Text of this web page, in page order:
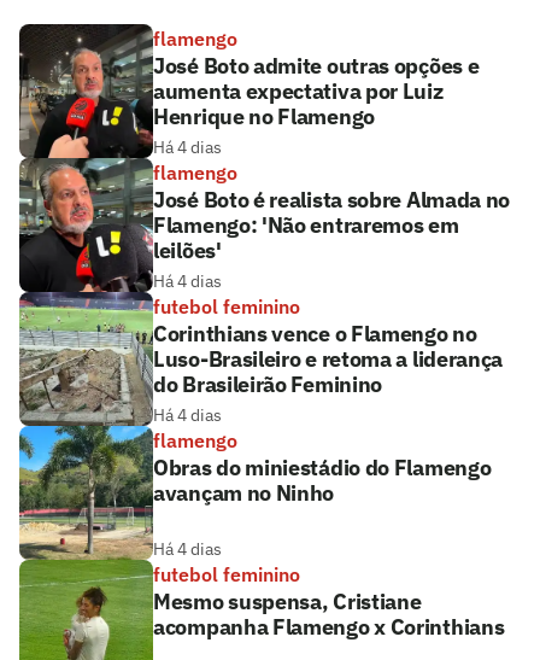
flamengo
José Boto admite outras opções e
aumenta expectativa por Luiz
Henrique no Flamengo
Há 4 dias
flamengo
José Boto é realista sobre Almada no
Flamengo: 'Não entraremos em
leilões'
Há 4 dias
futebol feminino
Corinthians vence o Flamengo no
Luso-Brasileiro e retoma a liderança
do Brasileirão Feminino
Há 4 dias
flamengo
Obras do miniestádio do Flamengo
avançam no Ninho
Há 4 dias
futebol feminino
Mesmo suspensa, Cristiane
acompanha Flamengo x Corinthians